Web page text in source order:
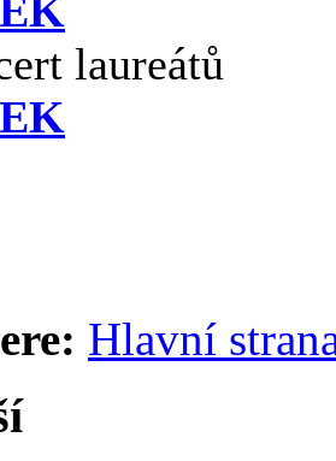
laureátů
Hlavní